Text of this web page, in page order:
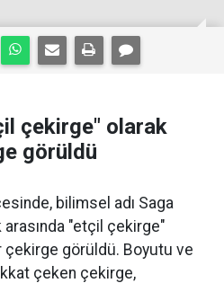
çekirge" olarak
görüldü
bilimsel adı Saga
"etçil çekirge"
çekirge görüldü. Boyutu ve
çeken çekirge,